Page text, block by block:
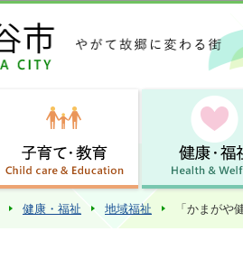
この
健康・福祉 地域福祉 「かまがや